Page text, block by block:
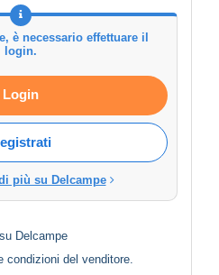
è necessario effettuare il
login.
Login
più su Delcampe
su Delcampe
condizioni del venditore